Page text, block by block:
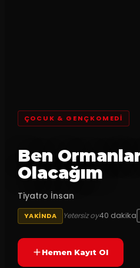
ÇOCUK & GENÇKOMEDI
Ben
Olacağım
Tiyatro İnsan
YAKINDA Yetersiz oy40 dakika
Hemen Kayıt Ol